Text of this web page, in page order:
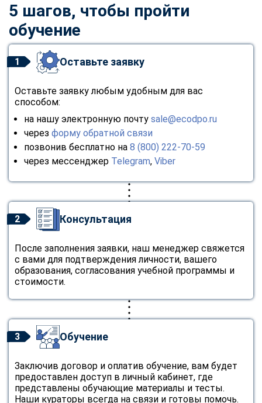
5 шагов, чтобы пройти
обучение
1 Оставьте заявку
Оставьте заявку любым удобным для вас
способом:
на нашу электронную почту sale@ecodpo.ru
через форму обратной связи
позвонив бесплатно на 8 (800) 222-70-59
через мессенджер Telegram, Viber
2 Консультация
После заполнения заявки, наш менеджер свяжется
с вами для подтверждения личности, вашего
образования, согласования учебной программы и
стоимости.
3 Обучение
Заключив договор и оплатив обучение, вам будет
предоставлен доступ в личный кабинет, где
представлены обучающие материалы и тесты.
Наши кураторы всегда на связи и готовы помочь.